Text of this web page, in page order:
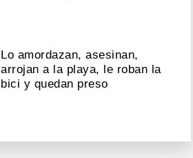
Lo amordazan, asesinan,
arrojan a la playa, le roban la
bici y quedan preso